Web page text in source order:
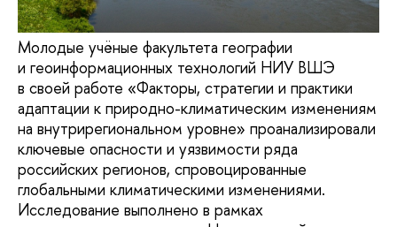
Молодые учёные факультета географии
и геоинформационных технологий НИУ ВШЭ
в своей работе «Факторы, стратегии и практики
адаптации к природно-климатическим изменениям
на внутрирегиональном уровне» проанализировали
ключевые опасности и уязвимости ряда
российских регионов, спровоцированные
глобальными климатическими изменениями.
Исследование выполнено в рамках